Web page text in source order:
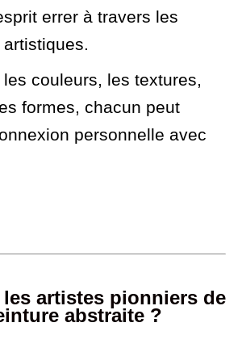
errer à travers les
couleurs, les textures,
formes, chacun peut
personnelle avec
artistes pionniers de
abstraite ?